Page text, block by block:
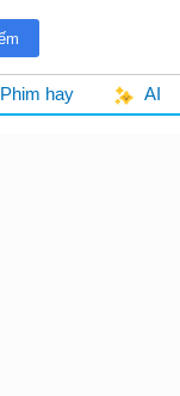
Phim hay AI